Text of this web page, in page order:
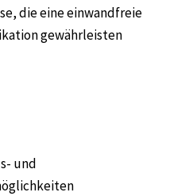
die eine einwandfreie
gewährleisten
und